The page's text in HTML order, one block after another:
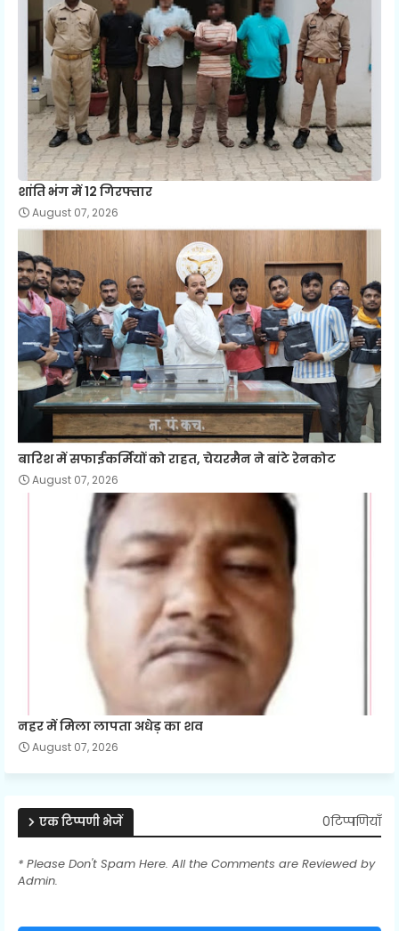
शांति भंग में 12 गिरफ्तार
August 07, 2026
बारिश में सफाईकर्मियों को राहत, चेयरमैन ने बांटे रेनकोट
August 07, 2026
नहर में मिला लापता अधेड़ का शव
August 07, 2026
एक टिप्पणी भेजें 0टिप्पणियाँ
* Please Don't Spam Here. All the Comments are Reviewed by
Admin.